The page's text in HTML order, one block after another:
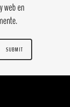
web en